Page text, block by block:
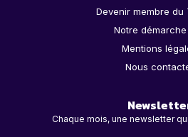
Devenir membre du
Notre démarche
Mentions
Nous
Chaque mois, une newsletter